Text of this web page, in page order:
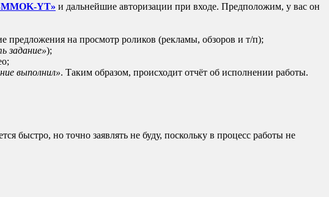
YT» и дальнейшие авторизации при входе. Предположим, у вас он
предложения на просмотр роликов (рекламы, обзоров и т/п);
задание»);
выполнил». Таким образом, происходит отчёт об исполнении работы.
быстро, но точно заявлять не буду, поскольку в процесс работы не